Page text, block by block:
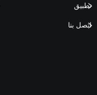
تطبيق
اتصل بنا